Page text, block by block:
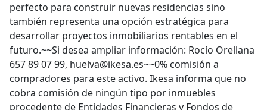
perfecto para construir nuevas residencias sino
también representa una opción estratégica para
desarrollar proyectos inmobiliarios rentables en el
futuro.~~Si desea ampliar información: Rocío Orellana
657 89 07 99, huelva@ikesa.es~~0% comisión a
compradores para este activo. Ikesa informa que no
cobra comisión de ningún tipo por inmuebles
procedente de Entidades Financieras y Fondos de